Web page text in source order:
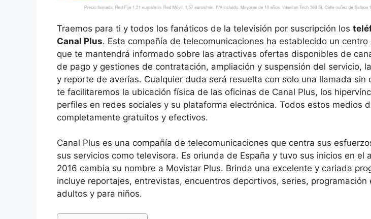
Traemos para ti y todos los fanáticos de la televisión por suscripción los
Canal Plus. Esta compañía de telecomunicaciones ha establecido un centro
que te mantendrá informado sobre las atractivas ofertas disponibles de
de pago y gestiones de contratación, ampliación y suspensión del servicio,
y reporte de averías. Cualquier duda será resuelta con solo una llamada sin
te facilitaremos la ubicación física de las oficinas de Canal Plus, los
perfiles en redes sociales y su plataforma electrónica. Todos estos medios
completamente gratuitos y efectivos.
Canal Plus es una compañía de telecomunicaciones que centra sus
sus servicios como televisora. Es oriunda de España y tuvo sus inicios en el
2016 cambia su nombre a Movistar Plus. Brinda una excelente y cariada
incluye reportajes, entrevistas, encuentros deportivos, series, programación
adultos y para niños.